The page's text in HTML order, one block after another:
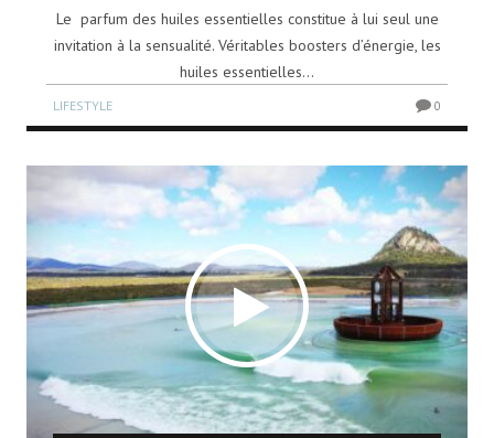
Le parfum des huiles essentielles constitue à lui seul une
invitation à la sensualité. Véritables boosters d’énergie, les
huiles essentielles...
LIFESTYLE 0